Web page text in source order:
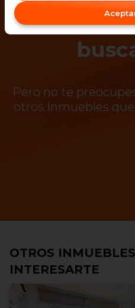
Oficinas
Contacto
inmueble
Pero no te
otros Inmuebles
OTROS
INTERESARTE